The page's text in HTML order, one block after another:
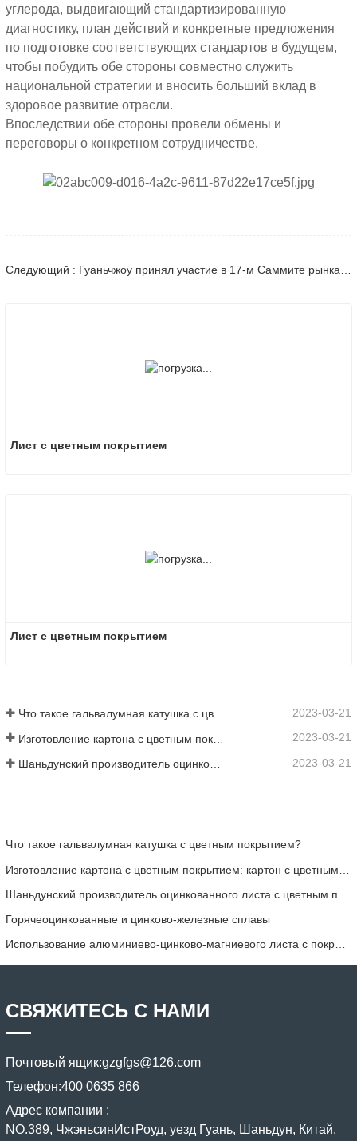
углерода, выдвигающий стандартизированную
диагностику, план действий и конкретные предложения
по подготовке соответствующих стандартов в будущем,
чтобы побудить обе стороны совместно служить
национальной стратегии и вносить больший вклад в
здоровое развитие отрасли.
Впоследствии обе стороны провели обмены и
переговоры о конкретном сотрудничестве.
Лист с цветным покрытием
Лист с цветным покрытием
Что такое гальвалумная катушка с цветным покрытием? 2023-03-21
2023-03-21
2023-03-21
Что такое гальвалумная катушка с цветным покрытием?
Горячеоцинкованные и цинково-железные сплавы
Использование алюминиево-цинково-магниевого листа с покрытием
СВЯЖИТЕСЬ С НАМИ
Почтовый ящик:gzgfgs@126.com
Телефон:400 0635 866
Адрес компании :
NO.389, ЧжэньсинИстРоуд, уезд Гуань, Шаньдун, Китай.